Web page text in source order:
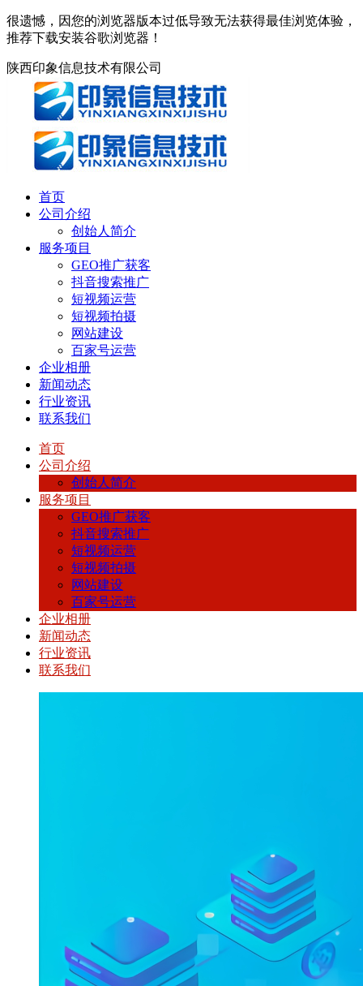
很遗憾，因您的浏览器版本过低导致无法获得最佳浏览体验，
推荐下载安装谷歌浏览器！
陕西印象信息技术有限公司
首页
公司介绍
创始人简介
服务项目
GEO推广获客
抖音搜索推广
短视频运营
短视频拍摄
网站建设
百家号运营
企业相册
新闻动态
行业资讯
联系我们
首页
公司介绍
创始人简介
服务项目
GEO推广获客
抖音搜索推广
短视频运营
短视频拍摄
网站建设
百家号运营
企业相册
新闻动态
行业资讯
联系我们